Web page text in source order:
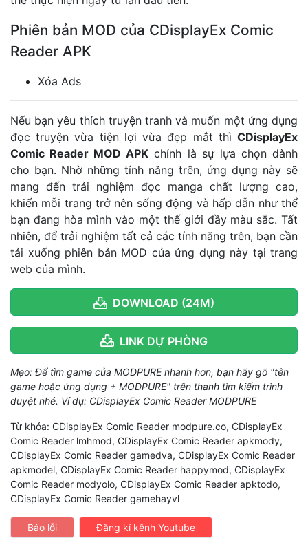
Phiên bản MOD của CDisplayEx Comic
Reader APK
Xóa Ads
Nếu bạn yêu thích truyện tranh và muốn một ứng dụng
đọc truyện vừa tiện lợi vừa đẹp mắt thì CDisplayEx
Comic Reader MOD APK chính là sự lựa chọn dành
cho bạn. Nhờ những tính năng trên, ứng dụng này sẽ
mang đến trải nghiệm đọc manga chất lượng cao,
khiến mỗi trang trở nên sống động và hấp dẫn như thể
bạn đang hòa mình vào một thế giới đầy màu sắc. Tất
nhiên, để trải nghiệm tất cả các tính năng trên, bạn cần
tải xuống phiên bản MOD của ứng dụng này tại trang
web của mình.
DOWNLOAD (24M)
LINK DỰ PHÒNG
Mẹo: Để tìm game của MODPURE nhanh hơn, bạn hãy gõ "tên
game hoặc ứng dụng + MODPURE" trên thanh tìm kiếm trình
duyệt nhé. Ví dụ: CDisplayEx Comic Reader MODPURE
Từ khóa: CDisplayEx Comic Reader modpure.co, CDisplayEx
Comic Reader lmhmod, CDisplayEx Comic Reader apkmody,
CDisplayEx Comic Reader gamedva, CDisplayEx Comic Reader
apkmodel, CDisplayEx Comic Reader happymod, CDisplayEx
Comic Reader modyolo, CDisplayEx Comic Reader apktodo,
CDisplayEx Comic Reader gamehayvl
Báo lỗi Đăng kí kênh Youtube